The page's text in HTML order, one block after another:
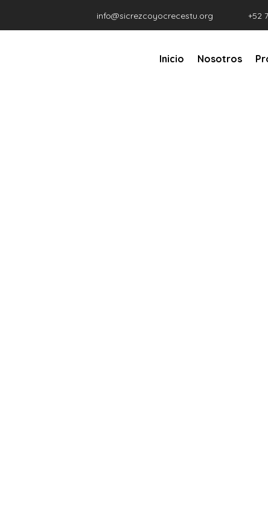
info@sicrezcoyocrecestu.org +52
Inicio Nosotros